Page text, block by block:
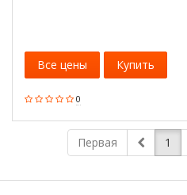
0
Все цены Купить
Первая 1